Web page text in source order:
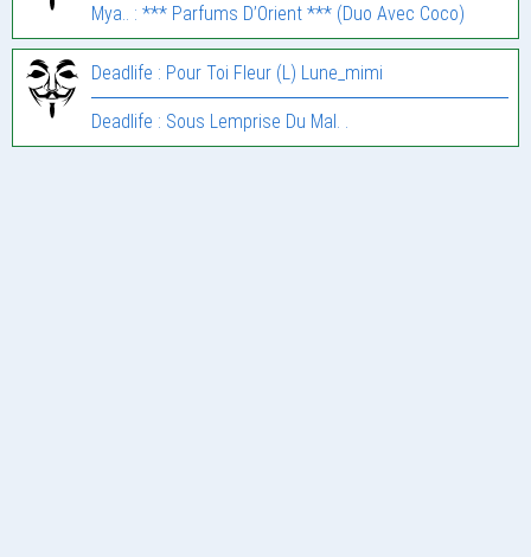
Mya.. : *** Parfums D’Orient *** (Duo Avec Coco)
Deadlife : Pour Toi Fleur (L) Lune_mimi
Deadlife : Sous Lemprise Du Mal. .